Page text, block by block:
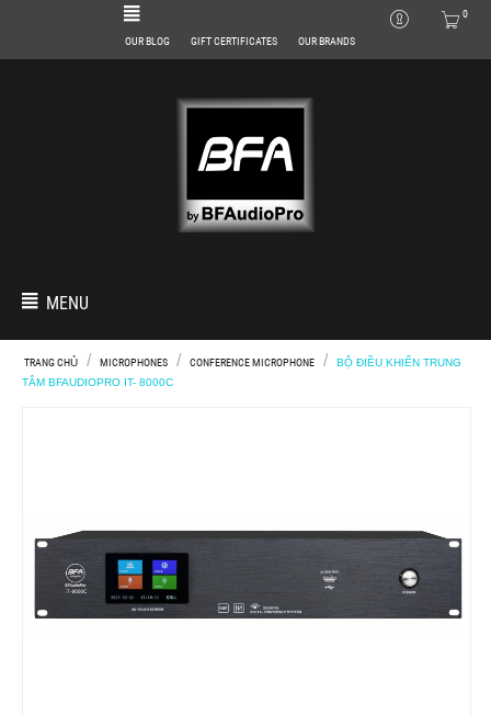
0
OUR BLOG GIFT CERTIFICATES OUR BRANDS
MENU
TRANG CHỦ / MICROPHONES / CONFERENCE MICROPHONE /
BỘ ĐIỀU KHIỂN TRUNG
TÂM BFAUDIOPRO IT- 8000C